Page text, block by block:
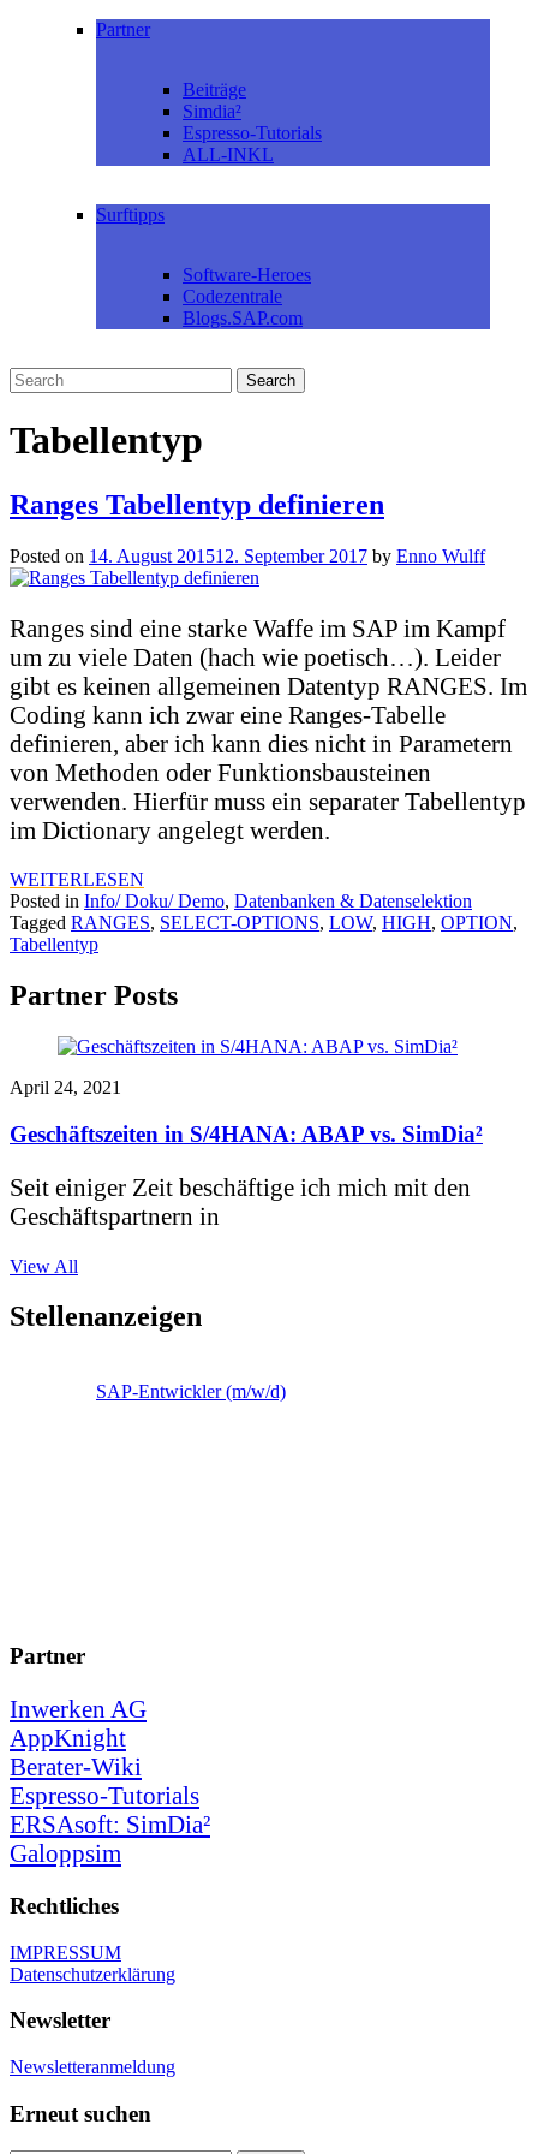
Partner
Beiträge
Simdia²
Espresso-Tutorials
ALL-INKL
Surftipps
Software-Heroes
Codezentrale
Blogs.SAP.com
Tabellentyp
Ranges Tabellentyp definieren
Posted on 14. August 201512. September 2017 by Enno Wulff
Ranges sind eine starke Waffe im SAP im Kampf
um zu viele Daten (hach wie poetisch…). Leider
gibt es keinen allgemeinen Datentyp RANGES. Im
Coding kann ich zwar eine Ranges-Tabelle
definieren, aber ich kann dies nicht in Parametern
von Methoden oder Funktionsbausteinen
verwenden. Hierfür muss ein separater Tabellentyp
im Dictionary angelegt werden.
WEITERLESEN
Posted in Info/ Doku/ Demo, Datenbanken & Datenselektion
Tagged RANGES, SELECT-OPTIONS, LOW, HIGH, OPTION,
Tabellentyp
Partner Posts
April 24, 2021
Geschäftszeiten in S/4HANA: ABAP vs. SimDia²
Seit einiger Zeit beschäftige ich mich mit den
Geschäftspartnern in
View All
Stellenanzeigen
SAP-Entwickler (m/w/d)
Partner
Inwerken AG
AppKnight
Berater-Wiki
Espresso-Tutorials
ERSAsoft: SimDia²
Galoppsim
Rechtliches
IMPRESSUM
Datenschutzerklärung
Newsletter
Newsletteranmeldung
Erneut suchen